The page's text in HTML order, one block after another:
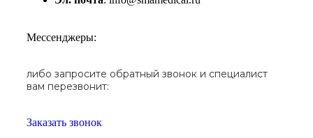
Мессенджеры:
либо запросите обратный звонок и специалист
вам перезвонит:
Заказать звонок